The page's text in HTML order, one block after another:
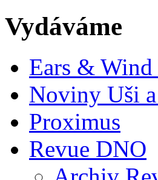
Vydáváme
Ears & Wind
Noviny Uši
Proximus
Revue DNO